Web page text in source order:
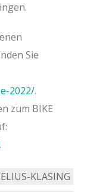
Sie
2022/.
zum BIKE
.
KLASING